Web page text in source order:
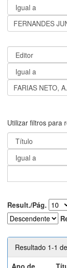
Utilizar filtros para
Result./Pág.
Resultado 1-1
Ano de